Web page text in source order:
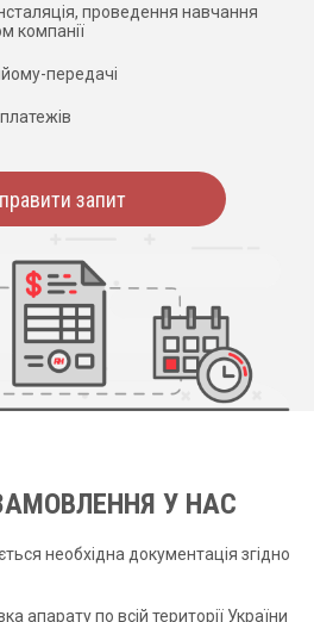
проведення навчання
компанії
передачі
запит
У НАС
необхідна документація згідно
апарату по всій території України